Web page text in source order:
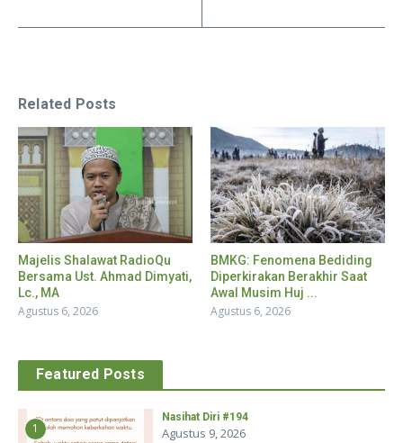
Related Posts
Majelis Shalawat RadioQu
Bersama Ust. Ahmad Dimyati,
Lc., MA
Agustus 6, 2026
BMKG: Fenomena Bediding
Diperkirakan Berakhir Saat
Awal Musim Huj ...
Agustus 6, 2026
Featured Posts
1
Nasihat Diri #194
Agustus 9, 2026